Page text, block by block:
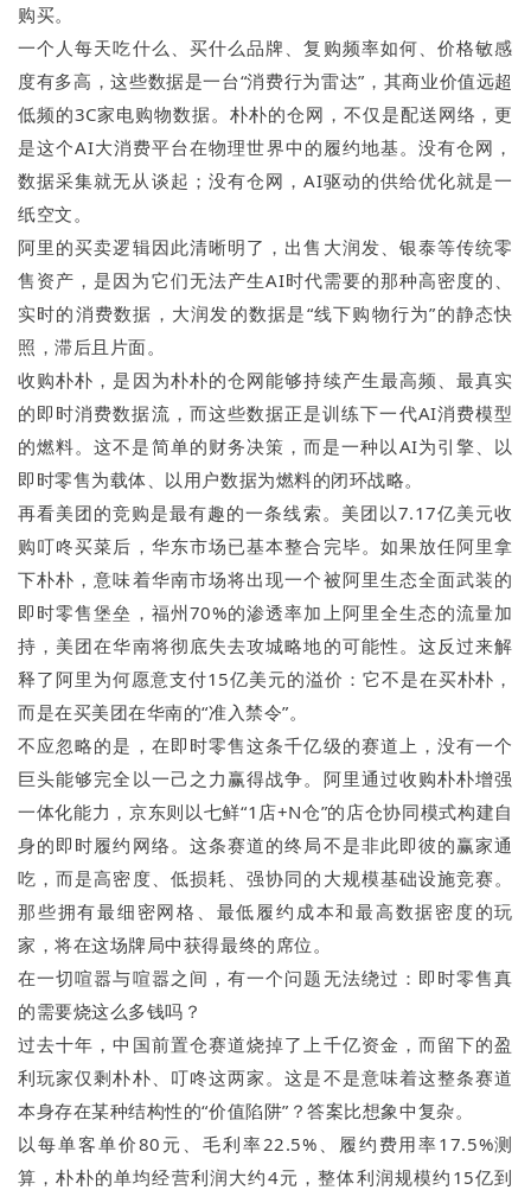
购买。
一个人每天吃什么、买什么品牌、复购频率如何、价格敏感
度有多高，这些数据是一台“消费行为雷达”，其商业价值远超
低频的3C家电购物数据。朴朴的仓网，不仅是配送网络，更
是这个AI大消费平台在物理世界中的履约地基。没有仓网，
数据采集就无从谈起；没有仓网，AI驱动的供给优化就是一
纸空文。
阿里的买卖逻辑因此清晰明了，出售大润发、银泰等传统零
售资产，是因为它们无法产生AI时代需要的那种高密度的、
实时的消费数据，大润发的数据是“线下购物行为”的静态快
照，滞后且片面。
收购朴朴，是因为朴朴的仓网能够持续产生最高频、最真实
的即时消费数据流，而这些数据正是训练下一代AI消费模型
的燃料。这不是简单的财务决策，而是一种以AI为引擎、以
即时零售为载体、以用户数据为燃料的闭环战略。
再看美团的竞购是最有趣的一条线索。美团以7.17亿美元收
购叮咚买菜后，华东市场已基本整合完毕。如果放任阿里拿
下朴朴，意味着华南市场将出现一个被阿里生态全面武装的
即时零售堡垒，福州70%的渗透率加上阿里全生态的流量加
持，美团在华南将彻底失去攻城略地的可能性。这反过来解
释了阿里为何愿意支付15亿美元的溢价：它不是在买朴朴，
而是在买美团在华南的“准入禁令”。
不应忽略的是，在即时零售这条千亿级的赛道上，没有一个
巨头能够完全以一己之力赢得战争。阿里通过收购朴朴增强
一体化能力，京东则以七鲜“1店+N仓”的店仓协同模式构建自
身的即时履约网络。这条赛道的终局不是非此即彼的赢家通
吃，而是高密度、低损耗、强协同的大规模基础设施竞赛。
那些拥有最细密网格、最低履约成本和最高数据密度的玩
家，将在这场牌局中获得最终的席位。
在一切喧嚣与喧嚣之间，有一个问题无法绕过：即时零售真
的需要烧这么多钱吗？
过去十年，中国前置仓赛道烧掉了上千亿资金，而留下的盈
利玩家仅剩朴朴、叮咚这两家。这是不是意味着这整条赛道
本身存在某种结构性的“价值陷阱”？答案比想象中复杂。
以每单客单价80元、毛利率22.5%、履约费用率17.5%测
算，朴朴的单均经营利润大约4元，整体利润规模约15亿到